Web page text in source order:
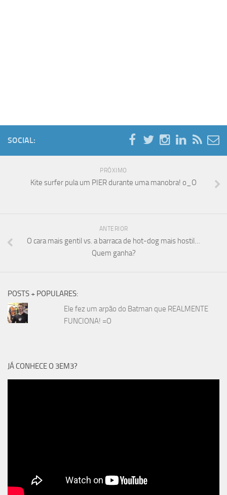
SOCIAL:
PRÓXIMO
Kite surfer pula um PIER durante uma manobra! o_O
ANTERIOR
O cara mais gentil vs. a barraca de hot-dog mais hostil…
Quem ganha?
POSTS + POPULARES:
Ele fez um arpão do Batman que REALMENTE
FUNCIONA! =O
JÁ CONHECE O 3EM3?